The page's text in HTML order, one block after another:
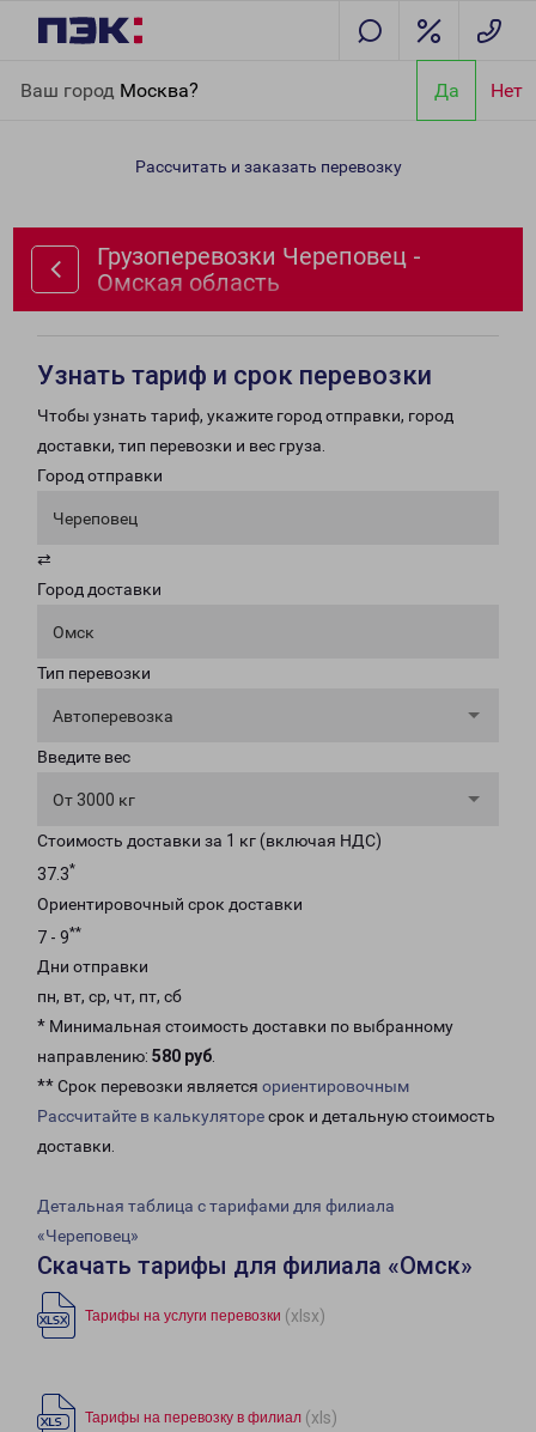
Ваш город Москва? Да Нет
область
Рассчитать и заказать перевозку
Грузоперевозки Череповец -
Омская область
Узнать тариф и срок перевозки
Чтобы узнать тариф, укажите город отправки, город
доставки, тип перевозки и вес груза.
Город отправки
Череповец
⇄
Город доставки
Омск
Тип перевозки
Автоперевозка
Введите вес
От 3000 кг
Стоимость доставки за 1 кг (включая НДС)
37.3*
Ориентировочный срок доставки
7 - 9**
Дни отправки
пн, вт, ср, чт, пт, сб
* Минимальная стоимость доставки по выбранному
направлению: 580 руб.
** Срок перевозки является ориентировочным
Рассчитайте в калькуляторесрок и детальную стоимость
доставки.
Детальная таблица с тарифами для филиала
«Череповец»
Скачать тарифы для филиала «Омск»
Тарифы на услуги перевозки (xlsx)
Тарифы на перевозку в филиал (xls)